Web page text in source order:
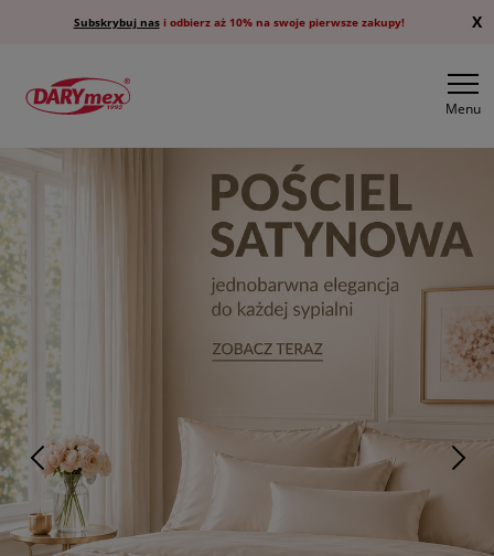
Subskrybuj nasi odbierz aż 10% na swoje pierwsze zakupy! X
Menu